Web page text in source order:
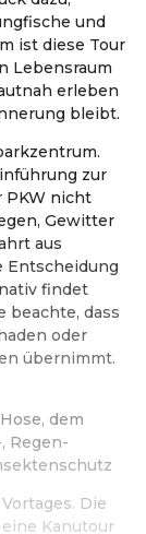
und
ist diese Tour
Lebensraum
erleben
bleibt.
zur
PKW nicht
Gewitter
aus
Entscheidung
findet
beachte, dass
oder
übernimmt.
dem
Regen-
Die
Kanutour